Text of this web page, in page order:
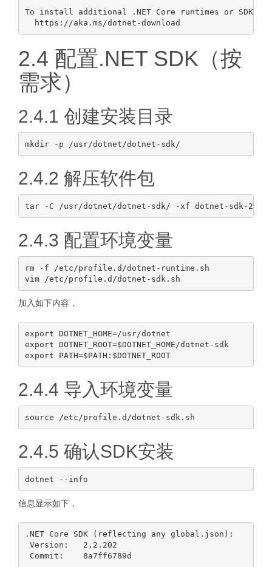
To install additional .NET Core runtimes or SDKs:
2.4 配置.NET SDK（按
需求）
2.4.1 创建安装目录
2.4.2 解压软件包
2.4.3 配置环境变量
rm -f /etc/profile.d/dotnet-runtime.sh
加入如下内容，
export DOTNET_HOME=/usr/dotnet
export DOTNET_ROOT=$DOTNET_HOME/dotnet-sdk
export PATH=$PATH:$DOTNET_ROOT
2.4.4 导入环境变量
2.4.5 确认SDK安装
信息显示如下，
.NET Core SDK (reflecting any global.json):
Version:   2.2.202
Commit:    8a7ff6789d